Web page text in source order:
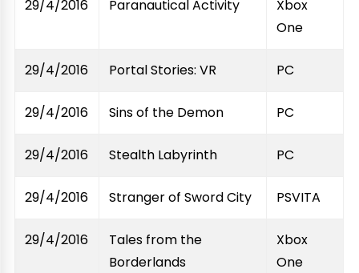
29/4/2016 Paranautical Activity
Xbox
One
29/4/2016 Portal Stories: VR PC
29/4/2016 Sins of the Demon PC
29/4/2016 Stealth Labyrinth PC
29/4/2016 Stranger of Sword City PSVITA
29/4/2016
Tales from the
Borderlands
Xbox
One